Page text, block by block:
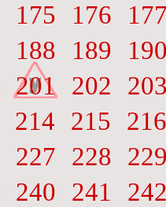
175 176
188 189
201 202
214 215
216
227 228
240 241